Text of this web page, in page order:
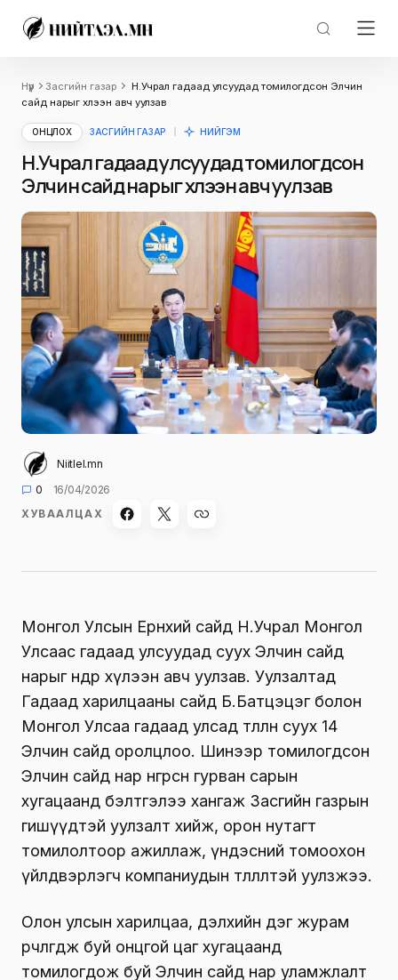
Нүүр Засгийн газар
Н.Учрал гадаад улсуудад томилогдсон Элчин
сайд нарыг хүлээн авч уулзав
ОНЦЛОХ ЗАСГИЙН ГАЗАР НИЙГЭМ
Н.Учрал гадаад улсуудад томилогдсон
Элчин сайд нарыг хүлээн авч уулзав
Niitlel.mn
0
16/04/2026
ХУВААЛЦАХ
Монгол Улсын Ерөнхий сайд Н.Учрал Монгол
Улсаас гадаад улсуудад суух Элчин сайд
нарыг өнөөдөр хүлээн авч уулзав. Уулзалтад
Гадаад харилцааны сайд Б.Батцэцэг болон
Монгол Улсаа гадаад улсад төлөөлөн суух 14
Элчин сайд оролцлоо. Шинээр томилогдсон
Элчин сайд нар өнгөрсөн гурван сарын
хугацаанд бэлтгэлээ хангаж Засгийн газрын
гишүүдтэй уулзалт хийж, орон нутагт
томилолтоор ажиллаж, үндэсний томоохон
үйлдвэрлэгч компаниудын төлөөлөлтэй уулзжээ.
Олон улсын харилцаа, дэлхийн дэг журам
өөрчлөгдөж буй онцгой цаг хугацаанд
томилогдож буй Элчин сайд нар уламжлалт